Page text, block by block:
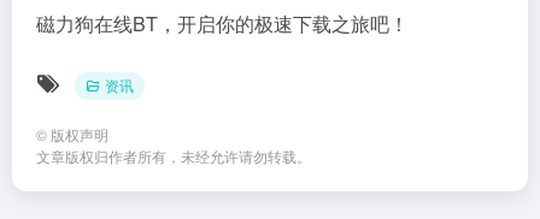
磁力狗在线BT，开启你的极速下载之旅吧！
资讯
© 版权声明
文章版权归作者所有，未经允许请勿转载。